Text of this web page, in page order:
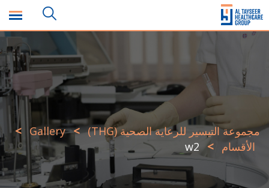
Skip
to
content
مجموعة التيسير للرعاية الصحية (THG) >
Gallery
>
الأقسام >
w2